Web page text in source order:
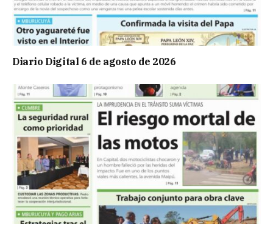
Diario Digital 6 de agosto de 2026